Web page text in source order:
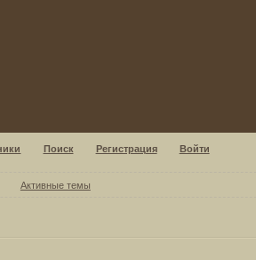
Поиск Регистрация Войти
Активные темы